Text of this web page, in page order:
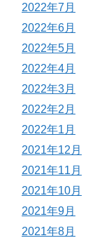
2022年7月
2022年6月
2022年5月
2022年4月
2022年3月
2022年2月
2022年1月
2021年12月
2021年11月
2021年10月
2021年9月
2021年8月